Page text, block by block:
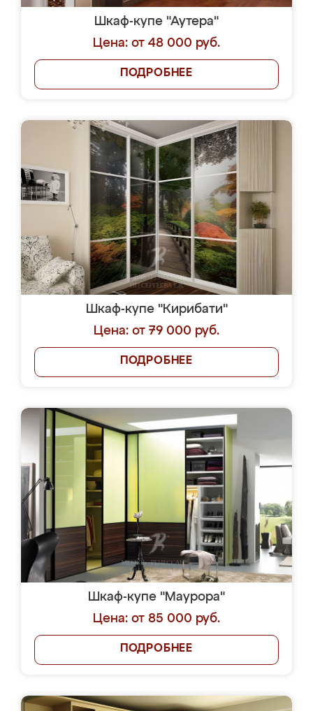
Шкаф-купе "Аутера"
Цена: от 48 000 руб.
ПОДРОБНЕЕ
Шкаф-купе "Кирибати"
Цена: от 79 000 руб.
ПОДРОБНЕЕ
Шкаф-купе "Маурора"
Цена: от 85 000 руб.
ПОДРОБНЕЕ